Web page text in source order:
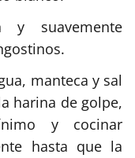
suavemente
manteca y sal
harina de golpe,
y cocinar
hasta que la